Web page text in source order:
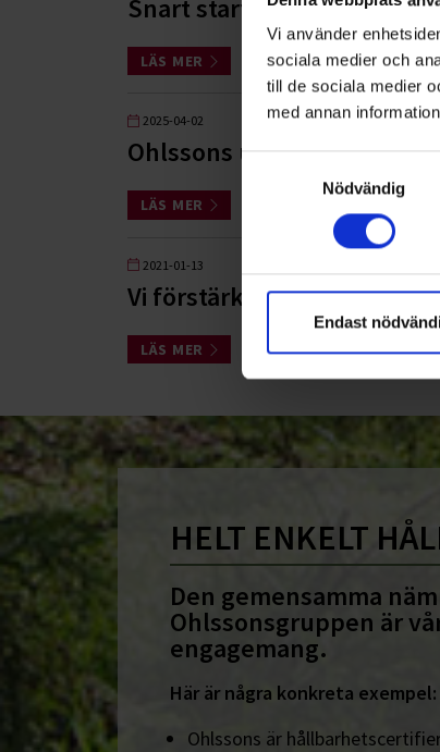
Vi använder
sociala medier och
till de sociala medier
med annan
Samtyckesval
Nödvändig
Endast
Snart startar Ohlssons
LÄS MER
2025-04-02
Ohlssons utökar närvaron
LÄS MER
2021-01-13
Vi förstärker närvaron i
LÄS MER
HELT ENKELT
Den gemensamma
Ohlssonsgruppen är
engagemang.
Här är några konkreta exempel:
Ohlssons är